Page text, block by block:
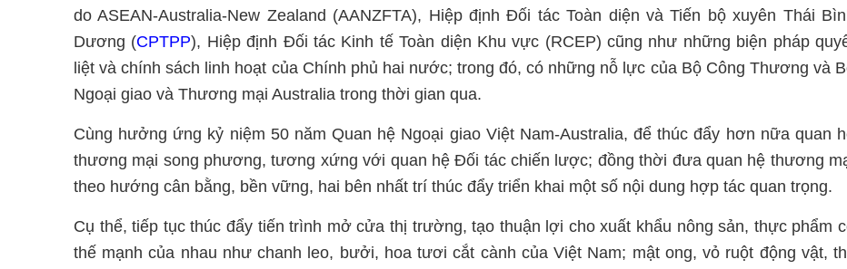
do ASEAN-Australia-New Zealand (AANZFTA), Hiệp định Đối tác Toàn diện và Tiến bộ xuyên Thái
Dương (CPTPP), Hiệp định Đối tác Kinh tế Toàn diện Khu vực (RCEP) cũng như những biện pháp
liệt và chính sách linh hoạt của Chính phủ hai nước; trong đó, có những nỗ lực của Bộ Công Thương và
Ngoại giao và Thương mại Australia trong thời gian qua.
Cùng hưởng ứng kỷ niệm 50 năm Quan hệ Ngoại giao Việt Nam-Australia, để thúc đẩy hơn nữa quan
thương mại song phương, tương xứng với quan hệ Đối tác chiến lược; đồng thời đưa quan hệ thương
theo hướng cân bằng, bền vững, hai bên nhất trí thúc đẩy triển khai một số nội dung hợp tác quan trọng.
Cụ thể, tiếp tục thúc đẩy tiến trình mở cửa thị trường, tạo thuận lợi cho xuất khẩu nông sản, thực phẩm
thế mạnh của nhau như chanh leo, bưởi, hoa tươi cắt cành của Việt Nam; mật ong, vỏ ruột động vật,